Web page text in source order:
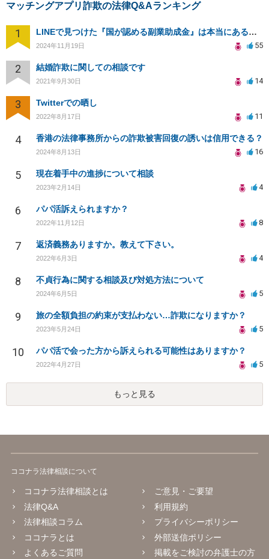
マッチングアプリ詐欺の法律Q&Aランキング
1 LINEで見つけた『国が認める副業助成金』は本当にあるのですか？今それで訴えられそうでどうすれば？
2024年11月19日 55
2 結婚詐欺に関しての相談です
2021年9月30日 14
3 Twitterでの晒し
2022年8月17日 11
4 香港の法律事務所からの詐欺被害回復の誘いは信用できる？
2024年8月13日 16
5 現在着手中の進捗について相談
2023年2月14日 4
6 パパ活訴えられますか？
2022年11月12日 8
7 返済義務ありますか。教えて下さい。
2022年6月3日 4
8 不貞行為に関する相談及び対処方法について
2024年6月5日 5
9 旅の全額負担の約束が支払わない…詐欺になりますか？
2023年5月24日 5
10 パパ活で会った方から訴えられる可能性はありますか？
2022年4月27日 5
もっと見る
ココナラ法律相談について
ココナラ法律相談とは
法律Q&A
法律相談コラム
ココナラとは
よくあるご質問
ご意見・ご要望
利用規約
プライバシーポリシー
外部送信ポリシー
掲載をご検討の弁護士の方